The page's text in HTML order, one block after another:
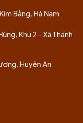
Bảng, Hà Nam
Khu 2 - Xã Thanh
Huyện An